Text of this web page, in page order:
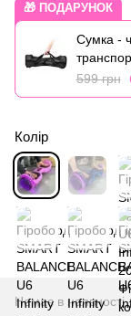
🎁 ПОДАРУНОК
Сумка -
599 грн
Колір
Немає в наявності